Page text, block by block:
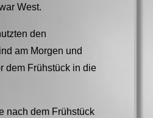
West.
den
am Morgen und
dem Frühstück in die
nach dem Frühstück